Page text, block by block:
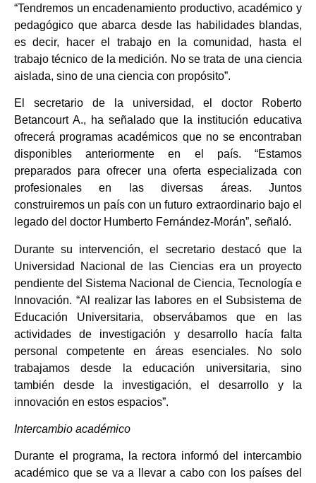
“Tendremos un encadenamiento productivo, académico y
pedagógico que abarca desde las habilidades blandas,
es decir, hacer el trabajo en la comunidad, hasta el
trabajo técnico de la medición. No se trata de una ciencia
aislada, sino de una ciencia con propósito”.
El secretario de la universidad, el doctor Roberto
Betancourt A., ha señalado que la institución educativa
ofrecerá programas académicos que no se encontraban
disponibles anteriormente en el país. “Estamos
preparados para ofrecer una oferta especializada con
profesionales en las diversas áreas. Juntos
construiremos un país con un futuro extraordinario bajo el
legado del doctor Humberto Fernández-Morán”, señaló.
Durante su intervención, el secretario destacó que la
Universidad Nacional de las Ciencias era un proyecto
pendiente del Sistema Nacional de Ciencia, Tecnología e
Innovación. “Al realizar las labores en el Subsistema de
Educación Universitaria, observábamos que en las
actividades de investigación y desarrollo hacía falta
personal competente en áreas esenciales. No solo
trabajamos desde la educación universitaria, sino
también desde la investigación, el desarrollo y la
innovación en estos espacios”.
Intercambio académico
Durante el programa, la rectora informó del intercambio
académico que se va a llevar a cabo con los países del